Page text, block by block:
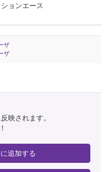
ョンエース
ザ
ザ
映されます。
追加する